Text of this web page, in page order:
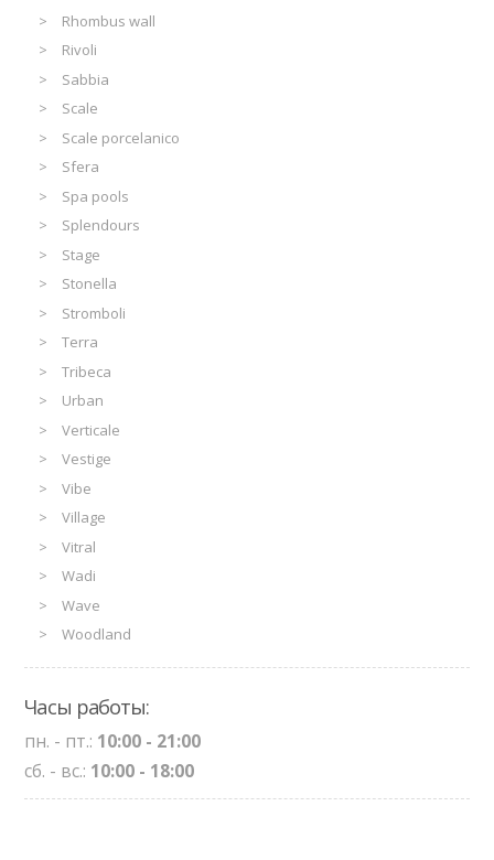
Rhombus wall
Rivoli
Sabbia
Scale
Scale porcelanico
Sfera
Spa pools
Splendours
Stage
Stonella
Stromboli
Terra
Tribeca
Urban
Verticale
Vestige
Vibe
Village
Vitral
Wadi
Wave
Woodland
Часы работы:
пн. - пт.: 10:00 - 21:00
сб. - вс.: 10:00 - 18:00